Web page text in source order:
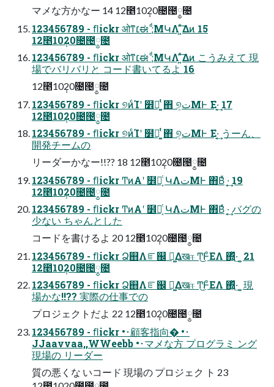
マメな方かなー 14 12೥10݄20೔౔༵೔
123456789 - ﬂickr ओͳ׆ಈ ;ͩΜԿΛ ͍ͯ͠Δͷ 15
12೥10݄20೔౔༵೔
123456789 - ﬂickr ओͳ׆ಈ ;ͩΜԿΛ ͍ͯ͠Δͷ こうみえて 現
場でバリバリと コード書いてるよ 16
12೥10݄20೔౔༵೔
123456789 - ﬂickr ୭ͷͨΊʹ ໾ཱ͔ͭ ͍ͭ΋ ୭͕تΜͰ ͘Ε·͔͢ 17
12೥10݄20೔౔༵೔
123456789 - ﬂickr ୭ͷͨΊʹ ໾ཱ͔ͭ ͍ͭ΋ ୭͕تΜͰ ͘Ε·͔͢ うーん、
開発チームの
リーダーかなー!!?? 18 12೥10݄20೔౔༵೔
123456789 - ﬂickr ͲͷΑ͏ʹ ໾ཱ͔ͭ ԿΛتΜͰ ΋Β͑ͯ ·͔͢ 19
12೥10݄20೔౔༵೔
123456789 - ﬂickr ͲͷΑ͏ʹ ໾ཱ͔ͭ ԿΛتΜͰ ΋Β͑ͯ ·͔͢ バグの
少ない ちゃんとした
コードを書けるよ 20 12೥10݄20೔౔༵೔
123456789 - ﬂickr Ձ஋Λೝ஌ ಧ͚Δखஈ Ͳ͜ͰͦΕΛ ΍͍ͬͯ·͢ ͔ 21
12೥10݄20೔౔༵೔
123456789 - ﬂickr Ձ஋Λೝ஌ ಧ͚Δखஈ Ͳ͜ͰͦΕΛ ΍͍ͬͯ·͢ ͔ 現
場かな!!?? 実際の仕事での
プロジェクトだよ 22 12೥10݄20೔౔༵೔
123456789 - ﬂickr •･顧客指向� •･
JJaavvaa,,WWeebb •･マメな方 プログラミ ング
現場の リーダー
質の悪くな いコード 現場の プロジェク ト 23